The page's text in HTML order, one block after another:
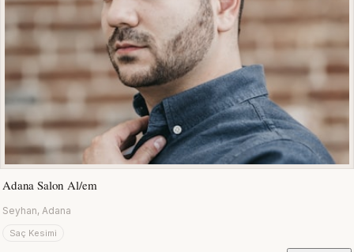
Adana Salon Al/em
Seyhan, Adana
Saç Kesimi